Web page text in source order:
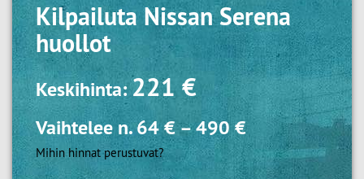
KilpailutaNissan Serena
huollot
Keskihinta:221 €
Vaihtelee n.64 €–490 €
Mihin hinnat perustuvat?